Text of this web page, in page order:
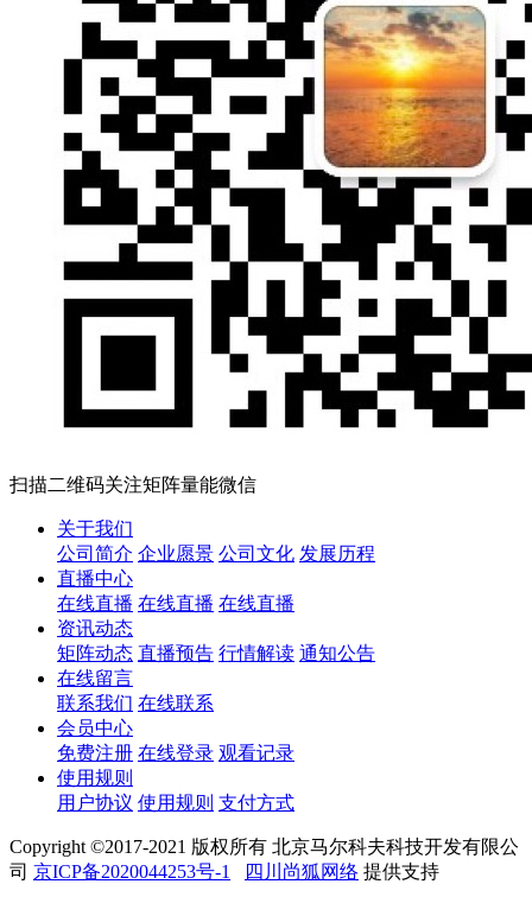
扫描二维码关注矩阵量能微信
关于我们
公司简介 企业愿景 公司文化 发展历程
直播中心
在线直播 在线直播 在线直播
资讯动态
矩阵动态 直播预告 行情解读 通知公告
在线留言
联系我们 在线联系
会员中心
免费注册 在线登录 观看记录
使用规则
用户协议 使用规则 支付方式
Copyright ©2017-2021 版权所有 北京马尔科夫科技开发有限公
司 京ICP备2020044253号-1 四川尚狐网络 提供支持